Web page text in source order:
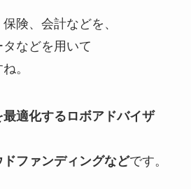
険、会計などを、
などを用いて
。
適化するロボアドバイザ
ファンディングなどです。